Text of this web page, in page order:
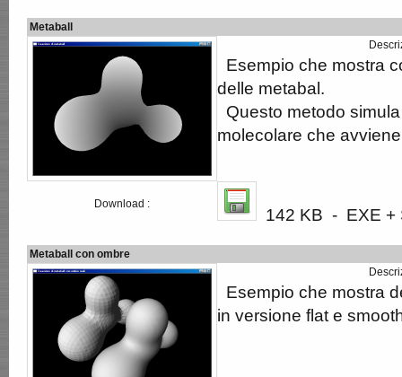
Metaball
Esempio che mostra
delle metabal.
Questo metodo
molecolare che
Download :
142 KB - EXE +
Metaball con ombre
Esempio che mostra
in versione flat e